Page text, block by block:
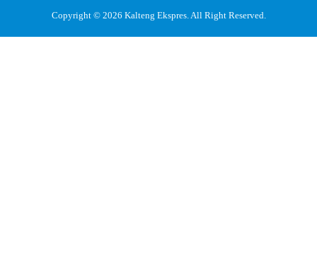
Copyright © 2026 Kalteng Ekspres. All Right Reserved.